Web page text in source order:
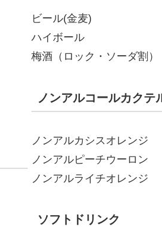
ビール(金麦)
ハイボール
梅酒（ロック・ソーダ割）
ノンアルコールカクテ
ノンアルカシスオレンジ
ノンアルピーチウーロン
ノンアルライチオレンジ
ソフトドリンク